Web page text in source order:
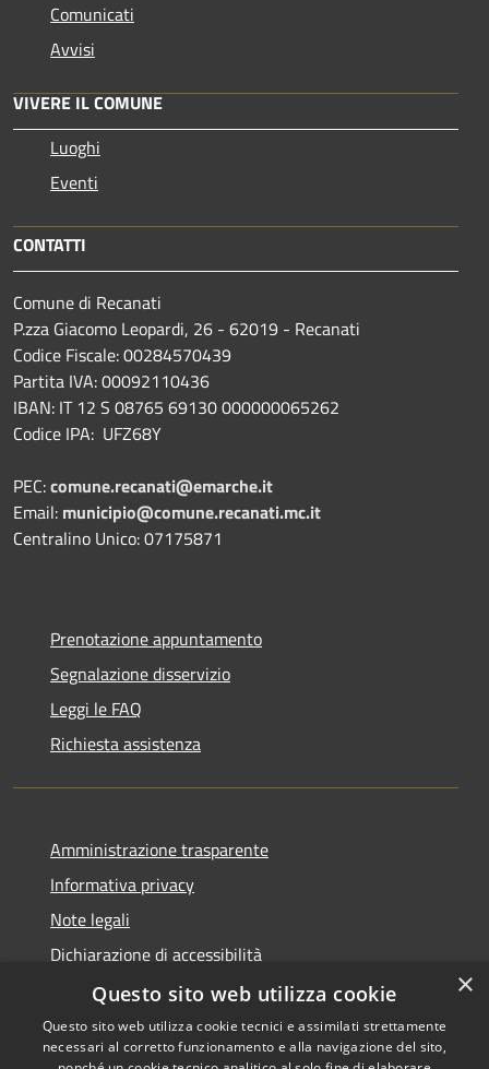
Comunicati
Avvisi
VIVERE IL COMUNE
Luoghi
Eventi
CONTATTI
Comune di Recanati
P.zza Giacomo Leopardi, 26 - 62019 - Recanati
Codice Fiscale: 00284570439
Partita IVA: 00092110436
IBAN: IT 12 S 08765 69130 000000065262
Codice IPA: UFZ68Y
PEC:comune.recanati@emarche.it
Email: municipio@comune.recanati.mc.it
Centralino Unico: 07175871
Prenotazione appuntamento
Segnalazione disservizio
Leggi le FAQ
Richiesta assistenza
Amministrazione trasparente
Informativa privacy
Note legali
Dichiarazione di accessibilità
×
Questo sito web utilizza cookie
Questo sito web utilizza cookie tecnici e assimilati strettamente
necessari al corretto funzionamento e alla navigazione del sito,